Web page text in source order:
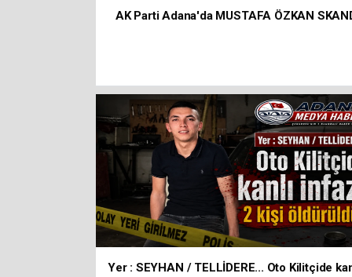
AK Parti Adana'da MUSTAFA ÖZKAN
Yer : SEYHAN / TELLİDERE... Oto Kilitçide